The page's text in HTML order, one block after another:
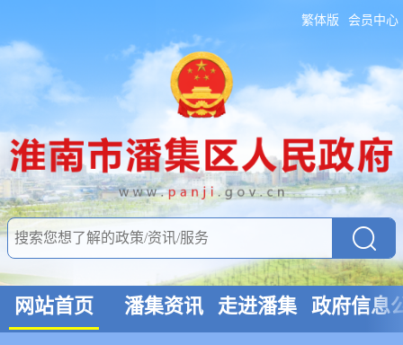
繁体版 会员中心
网站首页 潘集资讯 走进潘集 政府信息